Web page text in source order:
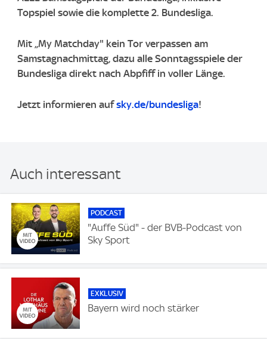
Topspiel sowie die komplette 2. Bundesliga.
Mit „My Matchday" kein Tor verpassen am
Samstagnachmittag, dazu alle Sonntagsspiele der
Bundesliga direkt nach Abpfiff in voller Länge.
Jetzt informieren aufsky.de/bundesliga!
Auch interessant
PODCAST
"Auffe Süd" - der BVB-Podcast von
Sky Sport
EXKLUSIV
Bayern wird noch stärker